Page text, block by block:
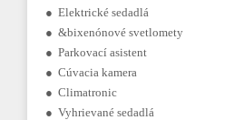
● Elektrické sedadlá
● &bixenónové svetlomety
● Parkovací asistent
● Cúvacia kamera
● Climatronic
● Vyhrievané sedadlá